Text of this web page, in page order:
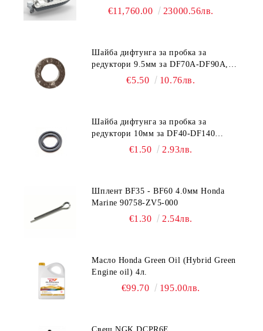
€11,760.00 23000.56лв.
Шайба дифтунга за пробка за
редуктори 9.5мм за DF70A-DF90A,
DF150-DF350 Suzuki 09168-10038
€5.50 10.76лв.
Шайба дифтунга за пробка за
редуктори 10мм за DF40-DF140
Suzuki 09168-10022
€1.50 2.93лв.
Шплент BF35 - BF60 4.0мм Honda
Marine 90758-ZV5-000
€1.30 2.54лв.
Масло Honda Green Oil (Hybrid Green
Engine oil) 4л.
€99.70 195.00лв.